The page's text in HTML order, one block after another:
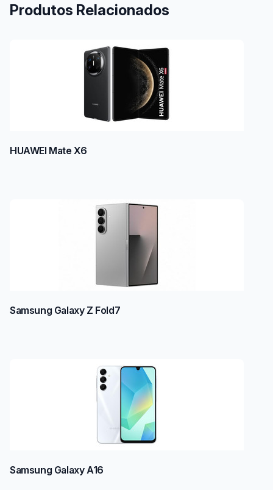
Produtos Relacionados
HUAWEI Mate X6
Samsung Galaxy Z Fold7
Samsung Galaxy A16